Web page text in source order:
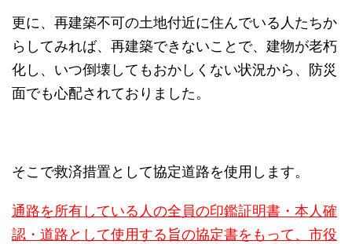
更に、再建築不可の土地付近に住んでいる人たちか
らしてみれば、再建築できないことで、建物が老朽
化し、いつ倒壊してもおかしくない状況から、防災
面でも心配されておりました。
そこで救済措置として協定道路を使用します。
通路を所有している人の全員の印鑑証明書・本人確
認・道路として使用する旨の協定書をもって、市役